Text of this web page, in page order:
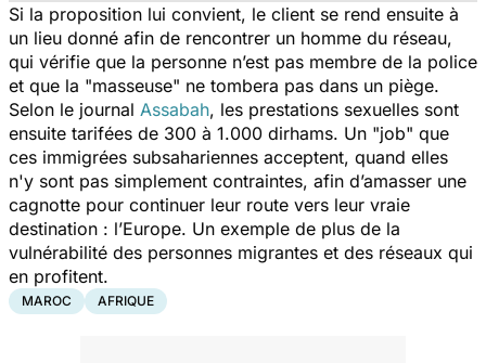
Si la proposition lui convient, le client se rend ensuite à
un lieu donné afin de rencontrer un homme du réseau,
qui vérifie que la personne n’est pas membre de la police
et que la "masseuse" ne tombera pas dans un piège.
Selon le journal Assabah, les prestations sexuelles sont
ensuite tarifées de 300 à 1.000 dirhams. Un "job" que
ces immigrées subsahariennes acceptent, quand elles
n'y sont pas simplement contraintes, afin d’amasser une
cagnotte pour continuer leur route vers leur vraie
destination : l’Europe. Un exemple de plus de la
vulnérabilité des personnes migrantes et des réseaux qui
en profitent.
MAROC AFRIQUE